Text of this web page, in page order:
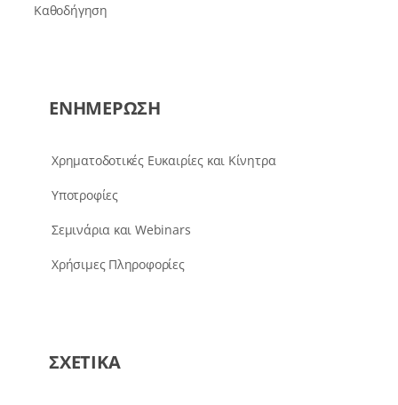
Καθοδήγηση
ΕΝΗΜΕΡΩΣΗ
Χρηματοδοτικές Ευκαιρίες και Κίνητρα
Υποτροφίες
Σεμινάρια και Webinars
Χρήσιμες Πληροφορίες
ΣΧΕΤΙΚΑ